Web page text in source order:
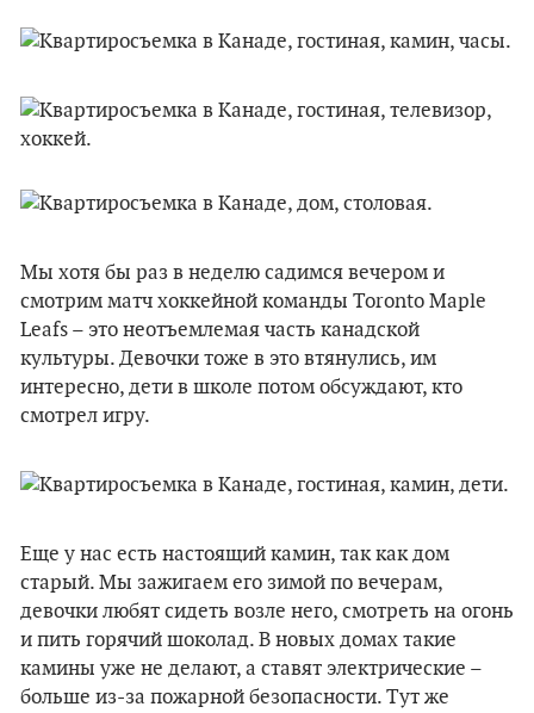
Мы хотя бы раз в неделю садимся вечером и
смотрим матч хоккейной команды Toronto Maple
Leafs – это неотъемлемая часть канадской
культуры. Девочки тоже в это втянулись, им
интересно, дети в школе потом обсуждают, кто
смотрел игру.
Еще у нас есть настоящий камин, так как дом
старый. Мы зажигаем его зимой по вечерам,
девочки любят сидеть возле него, смотреть на огонь
и пить горячий шоколад. В новых домах такие
камины уже не делают, а ставят электрические –
больше из-за пожарной безопасности. Тут же